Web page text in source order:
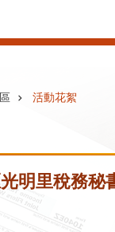
活動花絮
明里稅務秘